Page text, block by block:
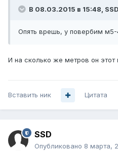
В 08.03.2015 в 15:48,
Опять врешь, у повербим м5-
И на сколько же метров он этот
Вставить ник Цитата
SSD
Опубликовано 8 марта,